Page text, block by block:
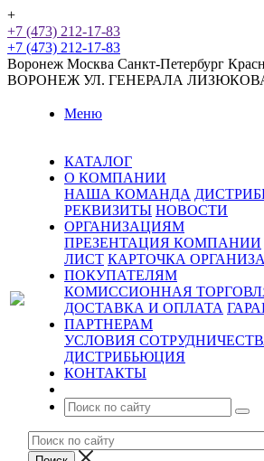
+
+7 (473) 212-17-83
+7 (473) 212-17-83
Воронеж Москва Санкт-Петербург
ВОРОНЕЖ УЛ. ГЕНЕРАЛА
Меню
КАТАЛОГ
О КОМПАНИИ
НАША КОМАНДА
РЕКВИЗИТЫ НОВОСТИ
ОРГАНИЗАЦИЯМ
ПРЕЗЕНТАЦИЯ КОМПАНИИ
ЛИСТ КАРТОЧКА
ПОКУПАТЕЛЯМ
КОМИССИОННАЯ
ДОСТАВКА И ОПЛАТА
ПАРТНЕРАМ
УСЛОВИЯ
ДИСТРИБЬЮЦИЯ
КОНТАКТЫ